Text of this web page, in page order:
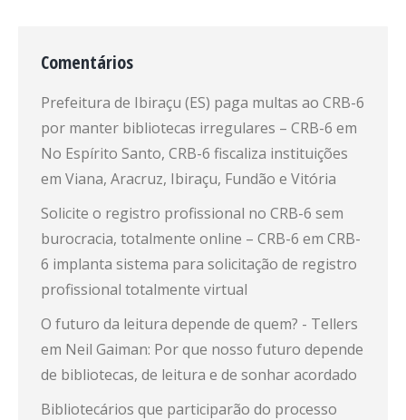
Comentários
Prefeitura de Ibiraçu (ES) paga multas ao CRB-6
por manter bibliotecas irregulares – CRB-6 em
No Espírito Santo, CRB-6 fiscaliza instituições
em Viana, Aracruz, Ibiraçu, Fundão e Vitória
Solicite o registro profissional no CRB-6 sem
burocracia, totalmente online – CRB-6 em CRB-
6 implanta sistema para solicitação de registro
profissional totalmente virtual
O futuro da leitura depende de quem? - Tellers
em Neil Gaiman: Por que nosso futuro depende
de bibliotecas, de leitura e de sonhar acordado
Bibliotecários que participarão do processo